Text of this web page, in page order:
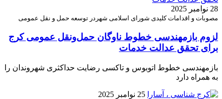
28 نوامبر 2025
مصوبات و اقدامات کلیدی شورای اسلامی شهردر توسعه حمل و نقل عمومی
لزوم بازمهندسی خطوط ناوگان حمل‌ونقل عمومی کرج
برای تحقق عدالت خدمات
بازمهندسی خطوط اتوبوس و تاکسی رضایت حداکثری شهروندان را
به همراه دارد
25 نوامبر 2025